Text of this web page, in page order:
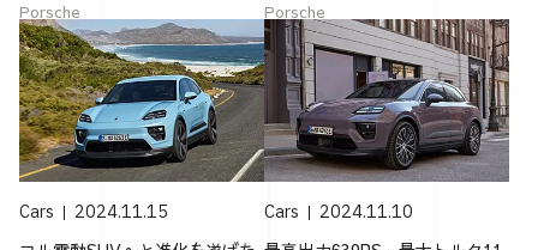
Porsche Porsche
Cars 2024.11.15 Cars 2024.11.10